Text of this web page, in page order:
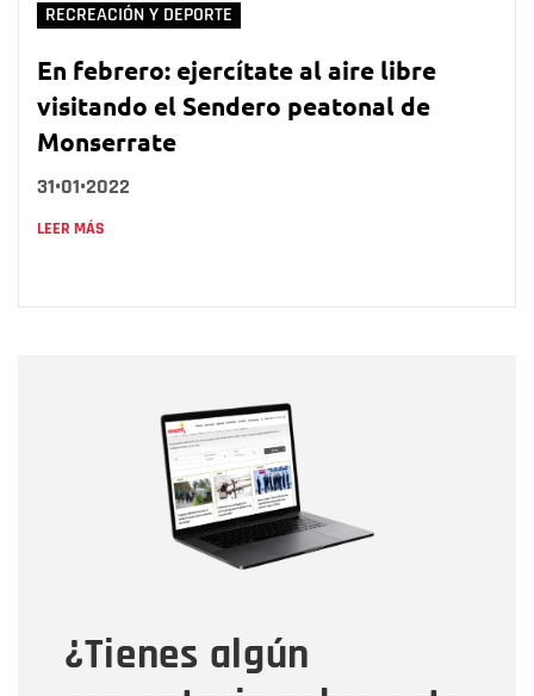
RECREACIÓN Y DEPORTE
En febrero: ejercítate al aire libre
visitando el Sendero peatonal de
Monserrate
31•01•2022
LEER MÁS
¿Tienes algún
Correo electrónico
Tipo de comentario
Mensaje